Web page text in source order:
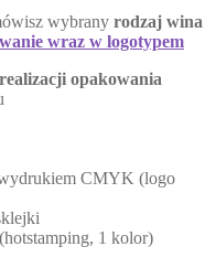
wybrany rodzaj wina
wraz w logotypem
realizacji opakowania
CMYK (logo
1 kolor)